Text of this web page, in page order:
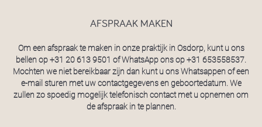
AFSPRAAK MAKEN
Om een afspraak te maken in onze praktijk in Osdorp, kunt u ons
bellen op+31 20 613 9501 of WhatsApp ons op+31 653558537.
Mochten we niet bereikbaar zijn dan kunt u ons Whatsappen of een
e-mail sturen met uw contactgegevens en geboortedatum. We
zullen zo spoedig mogelijk telefonisch contact met u opnemen om
de afspraak in te plannen.